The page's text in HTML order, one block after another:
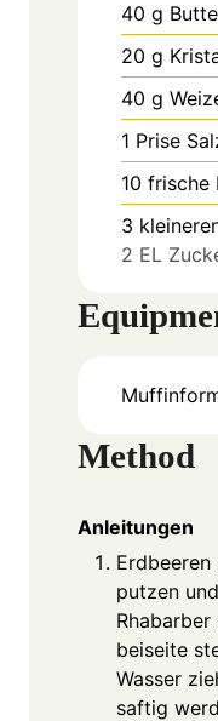
40 g
20 g
40 g
1 Prise
10 frische
3
2 EL
Method
Anleitungen
Erdbeeren
putzen
beiseite
Wasser
saftig